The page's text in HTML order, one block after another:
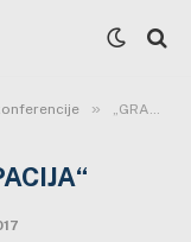
» „GRAĐANSKA PARTICIPACIJA“